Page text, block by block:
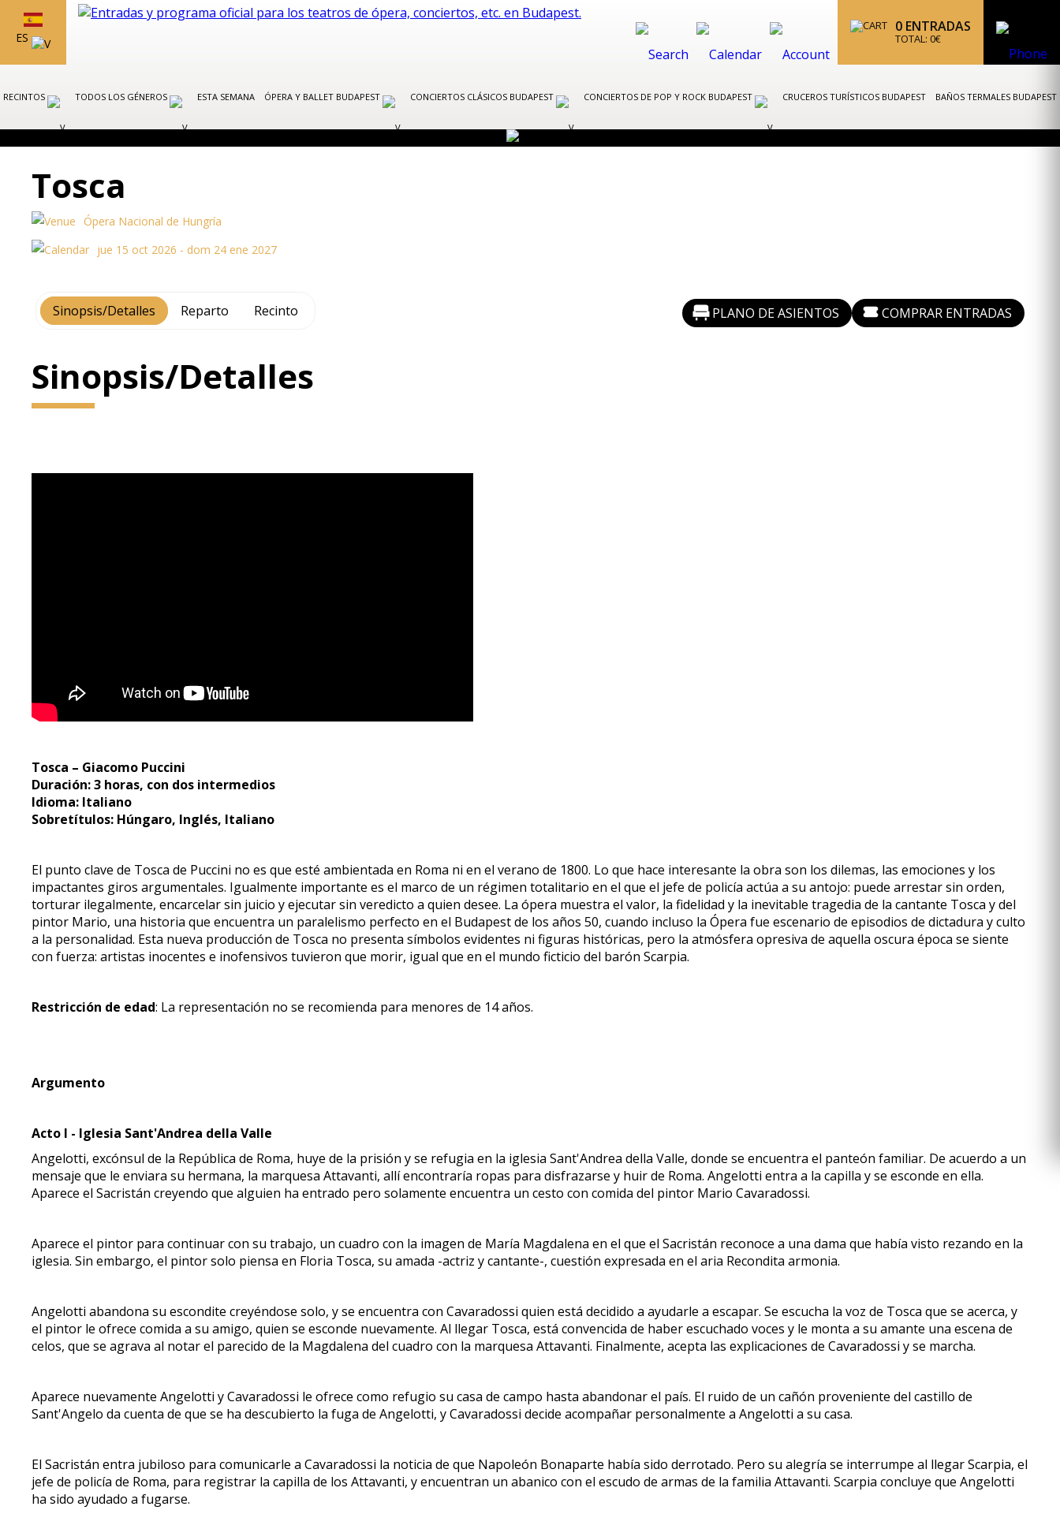
ES
0 ENTRADAS
TOTAL: 0€
RECINTOS TODOS LOS GÉNEROS ESTA SEMANA ÓPERA Y BALLET BUDAPEST CONCIERTOS CLÁSICOS BUDAPEST CONCIERTOS DE POP Y ROCK BUDAPEST CRUCEROS TURÍSTICOS BUDAPEST BAÑOS TERMALES BUDAPEST
Tosca
Ópera Nacional de Hungría
jue 15 oct 2026 - dom 24 ene 2027
Sinopsis/Detalles Reparto Recinto PLANO DE ASIENTOS COMPRAR ENTRADAS
Sinopsis/Detalles
Tosca – Giacomo Puccini
Duración: 3 horas, con dos intermedios
Idioma: Italiano
Sobretítulos: Húngaro, Inglés, Italiano
El punto clave de Tosca de Puccini no es que esté ambientada en Roma ni en el verano de 1800. Lo que hace interesante la obra son los dilemas, las emociones y los
impactantes giros argumentales. Igualmente importante es el marco de un régimen totalitario en el que el jefe de policía actúa a su antojo: puede arrestar sin orden,
torturar ilegalmente, encarcelar sin juicio y ejecutar sin veredicto a quien desee. La ópera muestra el valor, la fidelidad y la inevitable tragedia de la cantante Tosca y del
pintor Mario, una historia que encuentra un paralelismo perfecto en el Budapest de los años 50, cuando incluso la Ópera fue escenario de episodios de dictadura y culto
a la personalidad. Esta nueva producción de Tosca no presenta símbolos evidentes ni figuras históricas, pero la atmósfera opresiva de aquella oscura época se siente
con fuerza: artistas inocentes e inofensivos tuvieron que morir, igual que en el mundo ficticio del barón Scarpia.
Restricción de edad: La representación no se recomienda para menores de 14 años.
Argumento
Acto I - Iglesia Sant'Andrea della Valle
Angelotti, excónsul de la República de Roma, huye de la prisión y se refugia en la iglesia Sant'Andrea della Valle, donde se encuentra el panteón familiar. De acuerdo a un
mensaje que le enviara su hermana, la marquesa Attavanti, allí encontraría ropas para disfrazarse y huir de Roma. Angelotti entra a la capilla y se esconde en ella.
Aparece el Sacristán creyendo que alguien ha entrado pero solamente encuentra un cesto con comida del pintor Mario Cavaradossi.
Aparece el pintor para continuar con su trabajo, un cuadro con la imagen de María Magdalena en el que el Sacristán reconoce a una dama que había visto rezando en la
iglesia. Sin embargo, el pintor solo piensa en Floria Tosca, su amada -actriz y cantante-, cuestión expresada en el aria Recondita armonia.
Angelotti abandona su escondite creyéndose solo, y se encuentra con Cavaradossi quien está decidido a ayudarle a escapar. Se escucha la voz de Tosca que se acerca, y
el pintor le ofrece comida a su amigo, quien se esconde nuevamente. Al llegar Tosca, está convencida de haber escuchado voces y le monta a su amante una escena de
celos, que se agrava al notar el parecido de la Magdalena del cuadro con la marquesa Attavanti. Finalmente, acepta las explicaciones de Cavaradossi y se marcha.
Aparece nuevamente Angelotti y Cavaradossi le ofrece como refugio su casa de campo hasta abandonar el país. El ruido de un cañón proveniente del castillo de
Sant'Angelo da cuenta de que se ha descubierto la fuga de Angelotti, y Cavaradossi decide acompañar personalmente a Angelotti a su casa.
El Sacristán entra jubiloso para comunicarle a Cavaradossi la noticia de que Napoleón Bonaparte había sido derrotado. Pero su alegría se interrumpe al llegar Scarpia, el
jefe de policía de Roma, para registrar la capilla de los Attavanti, y encuentran un abanico con el escudo de armas de la familia Attavanti. Scarpia concluye que Angelotti
ha sido ayudado a fugarse.